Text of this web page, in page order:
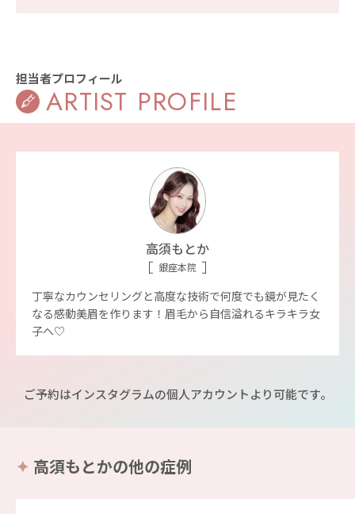
担当者プロフィール
ARTIST PROFILE
高須もとか
銀座本院
丁寧なカウンセリングと高度な技術で何度でも鏡が見たく
なる感動美眉を作ります！眉毛から自信溢れるキラキラ女
子へ♡
ご予約はインスタグラムの個人アカウントより可能です。
高須もとかの他の症例